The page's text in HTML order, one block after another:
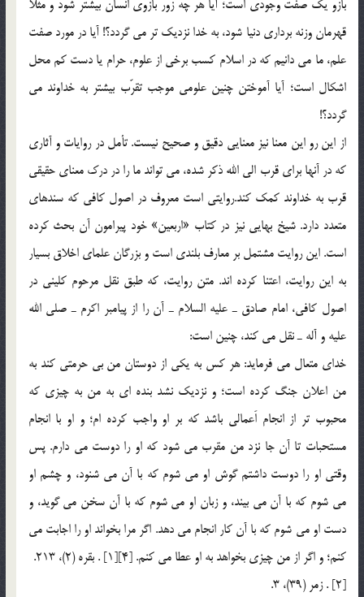
بازو يك صفت وجودي است؛ آيا هر چه زور بازوي انسان بيشتر شود و مثلاً
قهرمان وزنه برداري دنيا شود، به خدا نزديك تر مي گردد؟! آيا در مورد صفت
علم، ما مي دانيم كه در اسلام كسب برخي از علوم، حرام يا دست كم محل
اشكال است؛ آيا آموختن چنين علومي موجب تقرّب بيشتر به خداوند مي
گردد؟!
از اين رو اين معنا نيز معنايي دقيق و صحيح نيست. تأمل در روايات و آثاري
كه در آنها براي قرب الي الله ذكر شده، مي تواند ما را در درك معناي حقيقي
قرب به خداوند كمك كند.روايتي است معروف در اصول كافي كه سندهاي
متعدد دارد. شيخ بهايي نيز در كتاب «اربعين» خود پيرامون آن بحث كرده
است. اين روايت مشتمل بر معارف بلندي است و بزرگان علماي اخلاق بسيار
به اين روايت، اعتنا كرده اند. متن روايت، كه طبق نقل مرحوم كليني در
اصول كافي، امام صادق ـ عليه السلام ـ آن را از پيامبر اكرم ـ صلي الله
عليه و آله ـ نقل مي كند، چنين است:
خداي متعال مي فرمايد: هر كس به يكي از دوستان من بي حرمتي كند به
من اعلان جنگ كرده است؛ و نزديك نشد بنده اي به من به چيزي كه
محبوب تر از انجام اَعمالي باشد كه بر او واجب كرده ام؛ و او با انجام
مستحبات تا آن جا نزد من مقرب مي شود كه او را دوست مي دارم. پس
وقتي او را دوست داشتم گوش او مي شوم كه با آن مي شنود، و چشم او
مي شوم كه با آن مي بيند، و زبان او مي شوم كه با آن سخن مي گويد، و
دست او مي شوم كه با آن كار انجام مي دهد. اگر مرا بخواند او را اجابت مي
كنم؛ و اگر از من چيزي بخواهد به او عطا مي كنم. [4][1] . بقره (2)، 213.
[2] . زمر (39)، 3.